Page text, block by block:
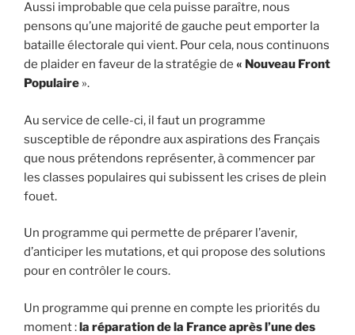
Aussi improbable que cela puisse paraître, nous
pensons qu’une majorité de gauche peut emporter la
bataille électorale qui vient. Pour cela, nous continuons
de plaider en faveur de la stratégie de « Nouveau Front
Populaire ».
Au service de celle-ci, il faut un programme
susceptible de répondre aux aspirations des Français
que nous prétendons représenter, à commencer par
les classes populaires qui subissent les crises de plein
fouet.
Un programme qui permette de préparer l’avenir,
d’anticiper les mutations, et qui propose des solutions
pour en contrôler le cours.
Un programme qui prenne en compte les priorités du
moment :la réparation de la France après l’une des